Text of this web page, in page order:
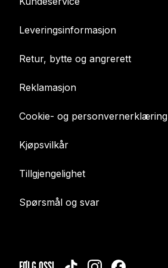
Leveringsinformasjon
Retur, bytte og angrerett
Reklamasjon
Cookie- og personvernerklæring
Kjøpsvilkår
Tillgjengelighet
Spørsmål og svar